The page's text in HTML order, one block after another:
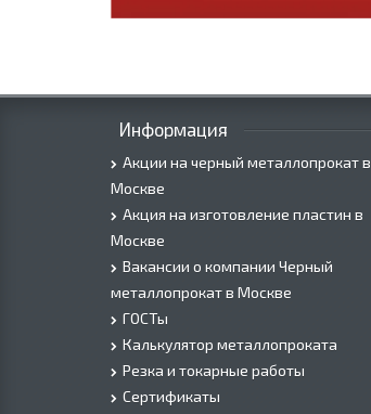
Информация
Акции на черный металлопрокат в
Москве
Акция на изготовление пластин в
Москве
Вакансии о компании Черный
металлопрокат в Москве
ГОСТы
Калькулятор металлопроката
Резка и токарные работы
Сертификаты